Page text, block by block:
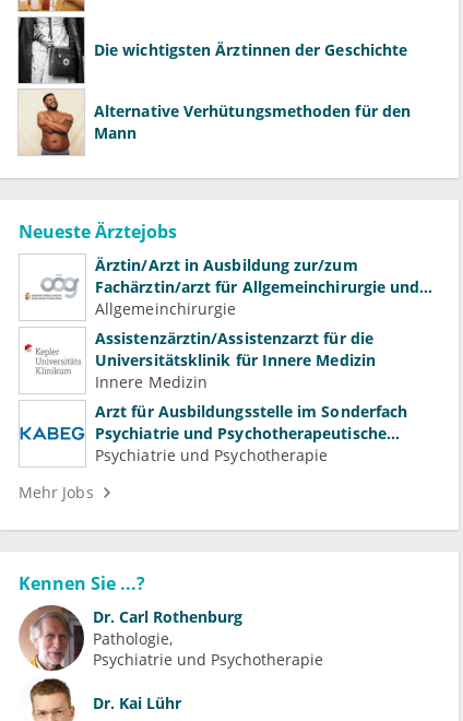
Die wichtigsten Ärztinnen der Geschichte
Alternative Verhütungsmethoden für den
Mann
Neueste Ärztejobs
Ärztin/Arzt in Ausbildung zur/zum
Fachärztin/arzt für Allgemeinchirurgie und
Gefäßchirurgie
Allgemeinchirurgie
Assistenzärztin/Assistenzarzt für die
Universitätsklinik für Innere Medizin
Innere Medizin
Arzt für Ausbildungsstelle im Sonderfach
Psychiatrie und Psychotherapeutische
Medizin (m/w/d)
Psychiatrie und Psychotherapie
Mehr Jobs
Kennen Sie ...?
Dr. Carl Rothenburg
Pathologie
Psychiatrie und Psychotherapie
Dr. Kai Lühr